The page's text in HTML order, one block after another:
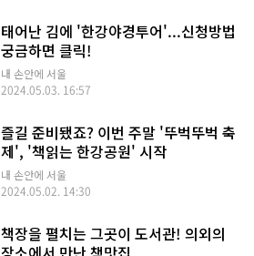
태어난 김에 '한강야경투어'...신청방법
궁금하면 클릭!
내 손안에 서울
2024.05.03. 16:57
즐길 준비됐죠? 이번 주말 '뚜벅뚜벅 축
제', '책읽는 한강공원' 시작
내 손안에 서울
2024.05.02. 14:30
책장을 펼치는 그곳이 도서관! 의외의